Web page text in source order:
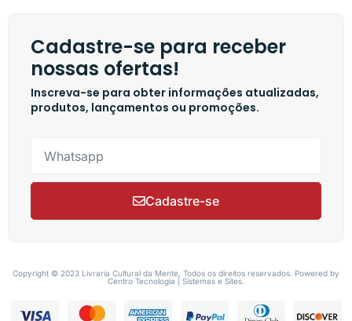
Cadastre-se para receber
nossas ofertas!
Inscreva-se para obter informações atualizadas,
produtos, lançamentos ou promoções.
Cadastre-se
Copyright © 2023 Livraria Cultural da Mente, Todos os direitos reservados. Powered by
Centro Tecnologia | Sistemas e Sites.